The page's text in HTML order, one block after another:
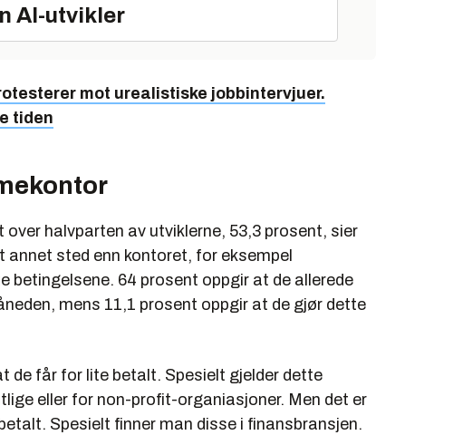
AI-utvikler
mot urealistiske jobbintervjuer.
tiden
halvparten av utviklerne, 53,3 prosent, sier
sted enn kontoret, for eksempel
betingelsene. 64 prosent oppgir at de allerede
mens 11,1 prosent oppgir at de gjør dette
de får for lite betalt. Spesielt gjelder dette
eller for non-profit-organiasjoner. Men det er
Spesielt finner man disse i finansbransjen.